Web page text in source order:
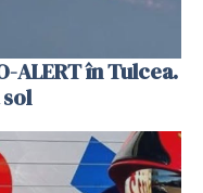
ALERT în Tulcea.